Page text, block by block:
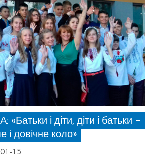
і діти, діти і батьки –
і довічне коло»
15